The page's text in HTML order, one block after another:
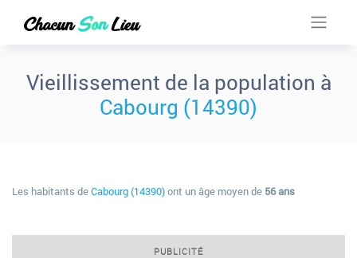
Vieillissement de la population à
Cabourg (14390)
Les habitants deCabourg (14390)ont un âge moyen de 56 ans
PUBLICITÉ